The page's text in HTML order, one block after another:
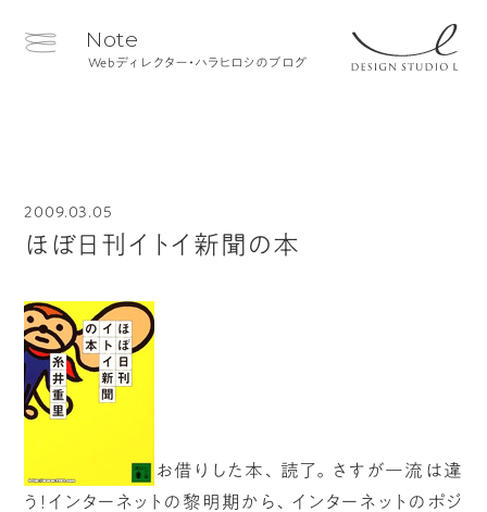
Note
Webディレクター・ハラヒロシのブログ
2009.03.05
ほぼ日刊イトイ新聞の本
お借りした本、読了。さすが一流は違
う！インターネットの黎明期から、インターネットのポジ